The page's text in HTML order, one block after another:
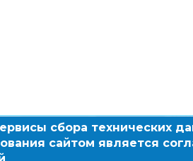
сайт по
сбора технических
сайтом является